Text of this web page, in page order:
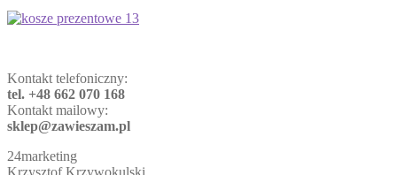
Kontakt telefoniczny:
tel. +48 662 070 168
Kontakt mailowy:
sklep@zawieszam.pl
24marketing
Krzysztof Krzywokulski